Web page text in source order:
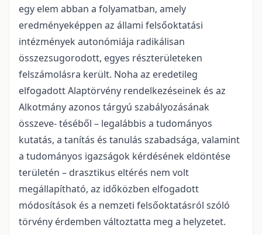
egy elem abban a folyamatban, amely
eredményeképpen az állami felsőoktatási
intézmények autonómiája radikálisan
összezsugorodott, egyes részterületeken
felszámolásra került. Noha az eredetileg
elfogadott Alaptörvény rendelkezéseinek és az
Alkotmány azonos tárgyú szabályozásának
összeve- téséből – legalábbis a tudományos
kutatás, a tanítás és tanulás szabadsága, valamint
a tudományos igazságok kérdésének eldöntése
területén – drasztikus eltérés nem volt
megállapítható, az időközben elfogadott
módosítások és a nemzeti felsőoktatásról szóló
törvény érdemben változtatta meg a helyzetet.